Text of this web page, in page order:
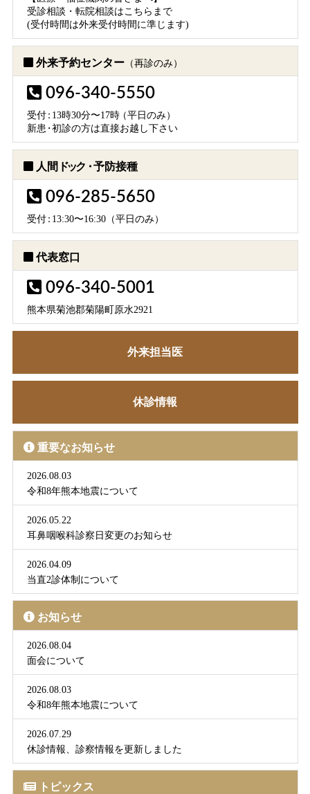
受診相談・転院相談はこちらまで
(受付時間は外来受付時間に準じます)
外来予約センター（再診のみ）
096-340-5550
受付： 13時30分〜17時（平日のみ）
新患・初診の方は直接お越し下さい
人間 ドック・予防接種
096-285-5650
受付： 13:30〜16:30（平日のみ）
代表窓口
096-340-5001
熊本県菊池郡菊陽町原水2921
外来担当医
休診情報
重要なお知らせ
2026.08.03
令和8年熊本地震について
2026.05.22
耳鼻咽喉科診察日変更のお知らせ
2026.04.09
当直2診体制について
お知らせ
2026.08.04
面会について
2026.08.03
令和8年熊本地震について
2026.07.29
休診情報、診察情報を更新しました
トピックス